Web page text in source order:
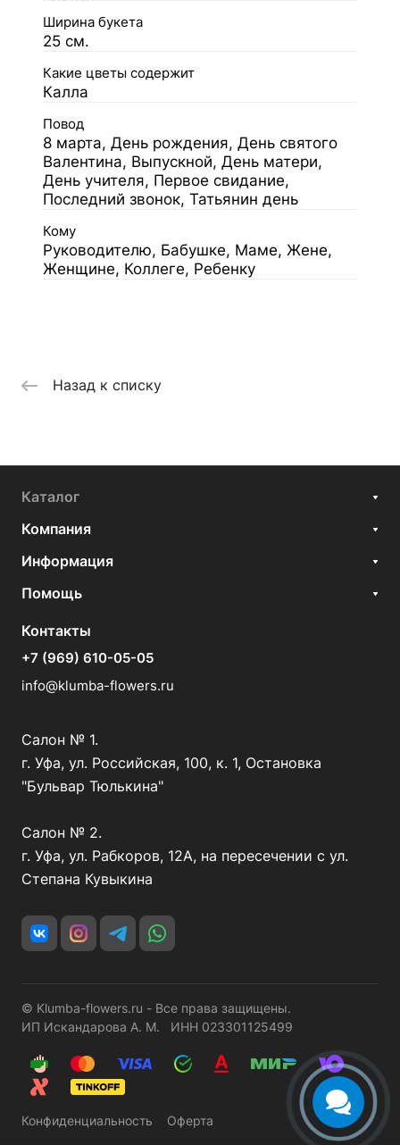
Ширина букета
25 см.
Какие цветы содержит
Калла
Повод
8 марта, День рождения, День святого
Валентина, Выпускной, День матери,
День учителя, Первое свидание,
Последний звонок, Татьянин день
Кому
Руководителю, Бабушке, Маме, Жене,
Женщине, Коллеге, Ребенку
Назад к списку
Каталог
Компания
Информация
Помощь
Контакты
+7 (969) 610-05-05
info@klumba-flowers.ru
Салон № 1.
г. Уфа, ул. Российская, 100, к. 1, Остановка
"Бульвар Тюлькина"
Салон № 2.
г. Уфа, ул. Рабкоров, 12А, на пересечении с ул.
Степана Кувыкина
© Klumba-flowers.ru - Все права защищены.
ИП Искандарова А. М. ИНН 023301125499
Конфиденциальность Оферта